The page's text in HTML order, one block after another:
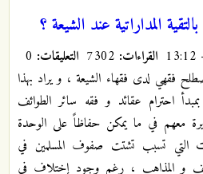
المداراتية عند الشيعة ؟
القراءات: التعليقات:
مصطلح فقهي لدى فقهاء الشيعة ، و يراد بهذا
بمبدأ احترام عقائد و فقه سائر الطوائف
معهم في ما يمكن حفاظاً على الوحدة
التي تسبب تشتت صفوف المسلمين في
و المذاهب ، رغم وجود إختلاف في